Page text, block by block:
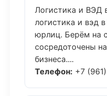
Логистика и ВЭД
логистика и вэд
юрлиц. Берём на
сосредоточены
бизнеса....
Телефон: +7